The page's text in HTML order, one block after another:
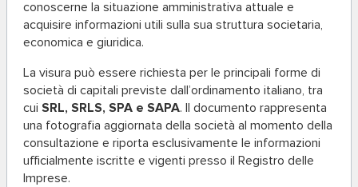
conoscerne la situazione amministrativa attuale e
acquisire informazioni utili sulla sua struttura societaria,
economica e giuridica.
La visura può essere richiesta per le principali forme di
società di capitali previste dall’ordinamento italiano, tra
cui SRL, SRLS, SPA e SAPA. Il documento rappresenta
una fotografia aggiornata della società al momento della
consultazione e riporta esclusivamente le informazioni
ufficialmente iscritte e vigenti presso il Registro delle
Imprese.